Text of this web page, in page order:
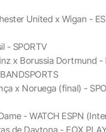
United x Wigan -
- SPORTV
x Borussia Dortmund -
x Noruega (final) -
- WATCH ESPN
de Daytona - FOX